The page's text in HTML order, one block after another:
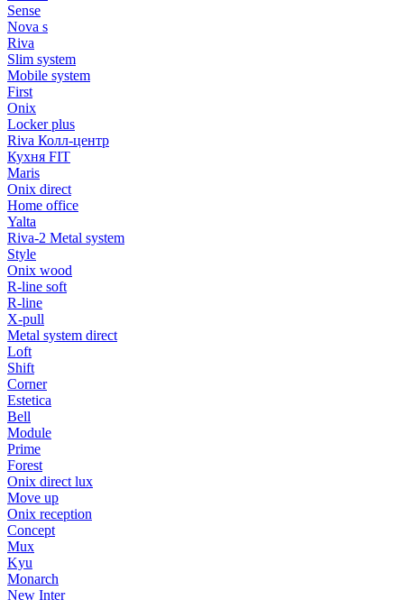
Sense
Nova s
Riva
Slim system
Mobile system
First
Onix
Locker plus
Riva Колл-центр
Кухня FIT
Maris
Onix direct
Home office
Yalta
Riva-2 Metal system
Style
Onix wood
R-line soft
R-line
X-pull
Metal system direct
Loft
Shift
Corner
Estetica
Bell
Module
Prime
Forest
Onix direct lux
Move up
Onix reception
Concept
Mux
Kyu
Monarch
New Inter